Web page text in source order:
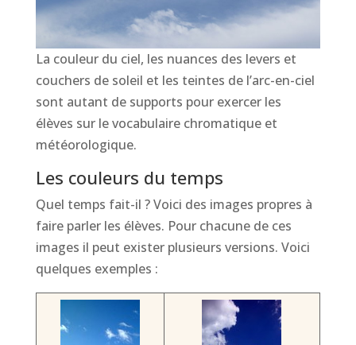
La couleur du ciel, les nuances des levers et
couchers de soleil et les teintes de l’arc-en-ciel
sont autant de supports pour exercer les
élèves sur le vocabulaire chromatique et
météorologique.
Les couleurs du temps
Quel temps fait-il ? Voici des images propres à
faire parler les élèves. Pour chacune de ces
images il peut exister plusieurs versions. Voici
quelques exemples :